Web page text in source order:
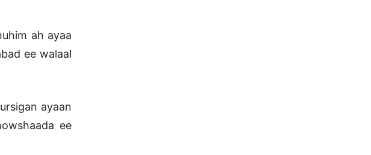
ah ayaa
ee walaal
ayaan
ee